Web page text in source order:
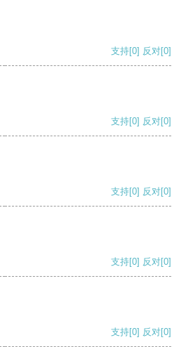
支持[0] 反对[0]
支持[0] 反对[0]
支持[0] 反对[0]
支持[0] 反对[0]
支持[0] 反对[0]